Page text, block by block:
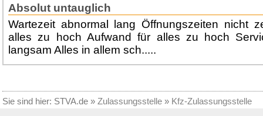
Absolut untauglich
Wartezeit abnormal lang Öffnungszeiten nicht
alles zu hoch Aufwand für alles zu hoch
langsam Alles in allem sch.....
Sie sind hier: STVA.de » Zulassungsstelle » Kfz-Zulassungsstelle